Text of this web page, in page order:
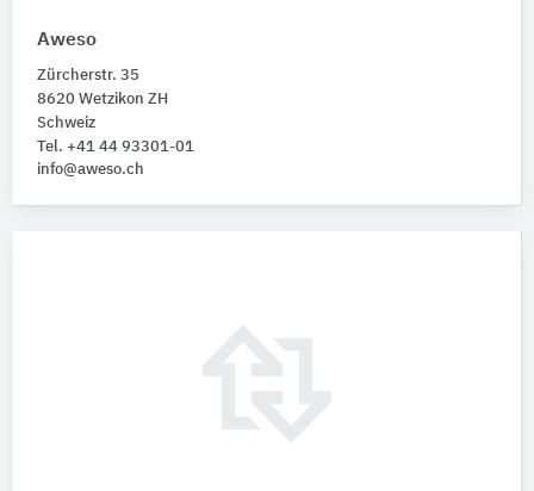
Aweso
Zürcherstr. 35
8620 Wetzikon ZH
Schweiz
Tel. +41 44 93301-01
info@aweso.ch